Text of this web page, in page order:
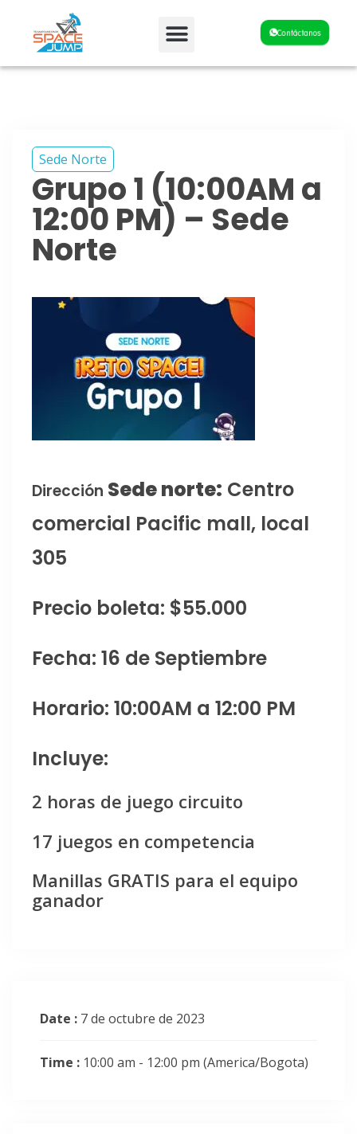
Contáctanos
Sede Norte
Grupo 1 (10:00AM a
12:00 PM) – Sede
Norte
Dirección Sede norte: Centro
comercial Pacific mall, local
305
Precio boleta: $55.000
Fecha: 16 de Septiembre
Horario: 10:00AM a 12:00 PM
Incluye:
2 horas de juego circuito
17 juegos en competencia
Manillas GRATIS para el equipo
ganador
Date : 7 de octubre de 2023
Time : 10:00 am - 12:00 pm (America/Bogota)